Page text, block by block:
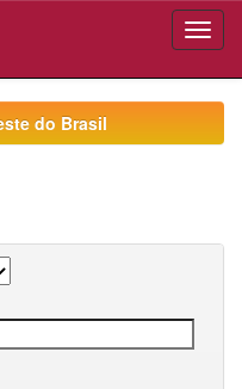
do Brasil